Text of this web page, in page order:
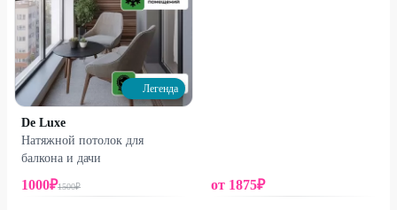
Легенда
De Luxe
Натяжной потолок для
балкона и дачи
1000₽1500₽ от 1875₽